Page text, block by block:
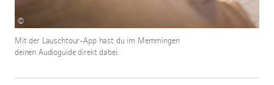
©
Mit der Lauschtour-App hast du im Memmingen
deinen Audioguide direkt dabei.